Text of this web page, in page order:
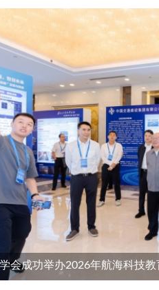
会成功举办2026年航海科技教